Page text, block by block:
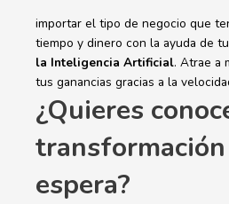
importar el tipo de negocio que
tiempo y dinero con la ayuda de
la Inteligencia Artificial. Atrae a
tus ganancias gracias a la
¿Quieres
espera?